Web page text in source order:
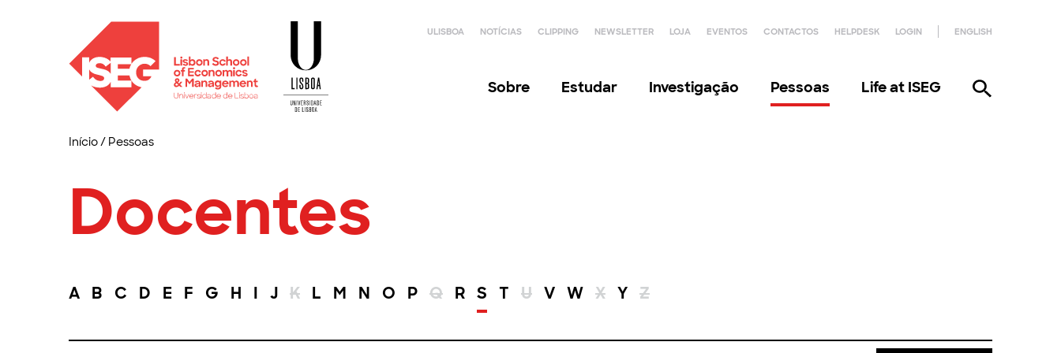
ULISBOA NOTÍCIAS CLIPPING NEWSLETTER LOJA EVENTOS CONTACTOS HELPDESK LOGIN ENGLISH
Sobre Estudar Investigação Pessoas Life at ISEG
Início/ Pessoas
Docentes
A B C D E F G H I J K L M N O P Q R S T U V W X Y Z